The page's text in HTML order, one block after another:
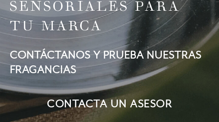
SENSORIALES PARA
TU MARCA
CONTÁCTANOS Y PRUEBA NUESTRAS
FRAGANCIAS
CONTACTA UN ASESOR